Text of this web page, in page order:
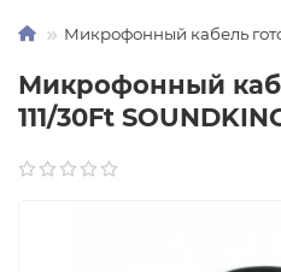
Микрофонный кабель
Микрофонный
111/30Ft